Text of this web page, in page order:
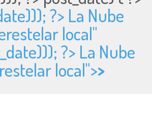
?> La Nube
local"
?> La Nube
local">>